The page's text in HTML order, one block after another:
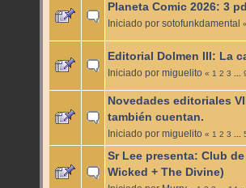
Planeta Comic 2026: 3
Iniciado por sotofunkdamental «
Editorial Dolmen III: La
Iniciado por miguelito « 1 2 3 ...
Novedades editoriales
también cuentan.
Iniciado por miguelito « 1 2 3 ...
Sr Lee presenta: Club
Wicked + The Divine)